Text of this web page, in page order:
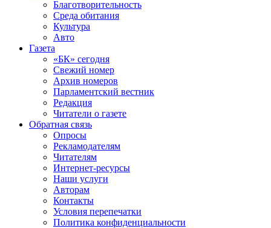
Благотворительность
Среда обитания
Культура
Авто
Газета
«БК» сегодня
Свежий номер
Архив номеров
Парламентский вестник
Редакция
Читатели о газете
Обратная связь
Опросы
Рекламодателям
Читателям
Интернет-ресурсы
Наши услуги
Авторам
Контакты
Условия перепечатки
Политика конфиденциальности